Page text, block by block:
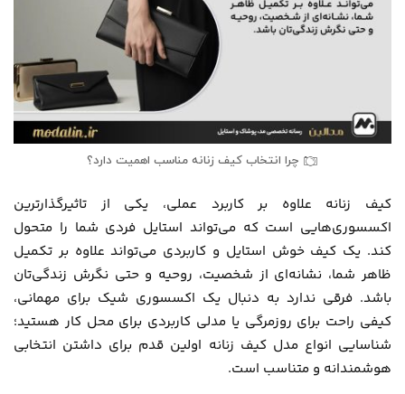
چرا انتخاب کیف زنانه مناسب اهمیت دارد؟
کیف زنانه علاوه بر کاربرد عملی، یکی از تاثیرگذارترین
اکسسوری‌هایی است که می‌تواند استایل فردی شما را متحول
کند. یک کیف خوش استایل و کاربردی می‌تواند علاوه بر تکمیل
ظاهر شما، نشانه‌ای از شخصیت، روحیه و حتی نگرش زندگی‌تان
باشد. فرقی ندارد به دنبال یک اکسسوری شیک برای مهمانی،
کیفی راحت برای روزمرگی یا مدلی کاربردی برای محل کار هستید؛
شناسایی انواع مدل کیف زنانه اولین قدم برای داشتن انتخابی
هوشمندانه و متناسب است.